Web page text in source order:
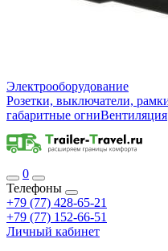
Электрооборудование
Розетки, выключатели,
габаритные огниВентиляция
0
Телефоны
+79 (77) 428-65-21
+79 (77) 152-66-51
Личный кабинет